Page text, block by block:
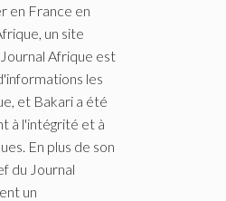
en France en
un site
Afrique est
les
et Bakari a été
à l'intégrité et à
En plus de son
du Journal
un